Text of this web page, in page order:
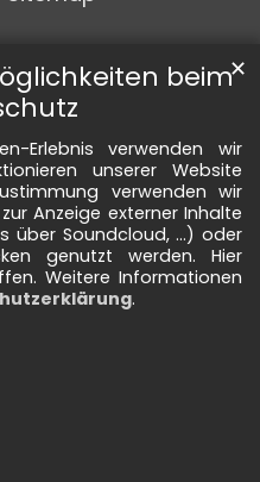
beim
Erlebnis verwenden wir
unserer Website
verwenden wir
Anzeige externer Inhalte
über Soundcloud, ...) oder
genutzt werden. Hier
Weitere Informationen
.
✕